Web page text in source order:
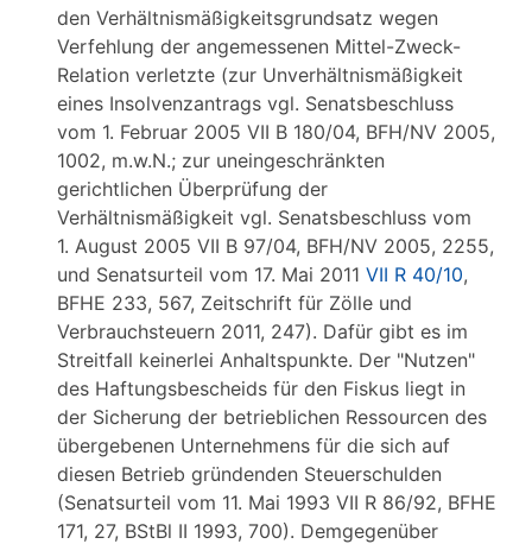
den Verhältnismäßigkeitsgrundsatz wegen
Verfehlung der angemessenen Mittel-Zweck-
Relation verletzte (zur Unverhältnismäßigkeit
eines Insolvenzantrags vgl. Senatsbeschluss
vom 1. Februar 2005 VII B 180/04, BFH/NV 2005,
1002, m.w.N.; zur uneingeschränkten
gerichtlichen Überprüfung der
Verhältnismäßigkeit vgl. Senatsbeschluss vom
1. August 2005 VII B 97/04, BFH/NV 2005, 2255,
und Senatsurteil vom 17. Mai 2011 VII R 40/10,
BFHE 233, 567, Zeitschrift für Zölle und
Verbrauchsteuern 2011, 247). Dafür gibt es im
Streitfall keinerlei Anhaltspunkte. Der "Nutzen"
des Haftungsbescheids für den Fiskus liegt in
der Sicherung der betrieblichen Ressourcen des
übergebenen Unternehmens für die sich auf
diesen Betrieb gründenden Steuerschulden
(Senatsurteil vom 11. Mai 1993 VII R 86/92, BFHE
171, 27, BStBl II 1993, 700). Demgegenüber